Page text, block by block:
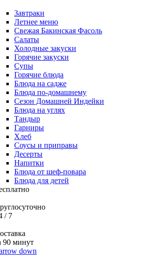
Завтраки
Летнее меню
Свежая Бакинская Фасоль
Салаты
Холодные закуски
Горячие закуски
Супы
Горячие блюда
Блюда на садже
Блюда по-домашнему
Сезон Домашней Индейки
Блюда на углях
Тандыр
Гарниры
Хлеб
Соусы и приправы
Десерты
Напитки
Блюда от шеф-повара
Блюда для детей
/ 7
90 минут